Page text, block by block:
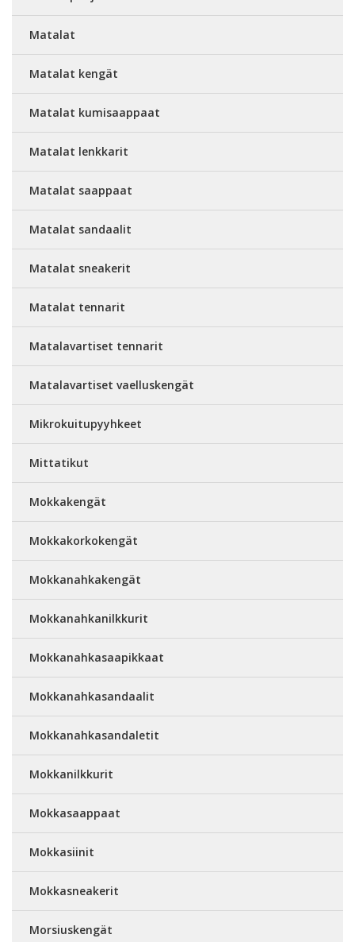
Matalat
Matalat kengät
Matalat kumisaappaat
Matalat lenkkarit
Matalat saappaat
Matalat sandaalit
Matalat sneakerit
Matalat tennarit
Matalavartiset tennarit
Matalavartiset vaelluskengät
Mikrokuitupyyhkeet
Mittatikut
Mokkakengät
Mokkakorkokengät
Mokkanahkakengät
Mokkanahkanilkkurit
Mokkanahkasaapikkaat
Mokkanahkasandaalit
Mokkanahkasandaletit
Mokkanilkkurit
Mokkasaappaat
Mokkasiinit
Mokkasneakerit
Morsiuskengät